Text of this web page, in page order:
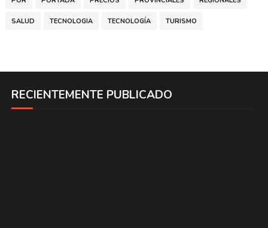
SALUD TECNOLOGIA TECNOLOGÍA TURISMO
RECIENTEMENTE PUBLICADO